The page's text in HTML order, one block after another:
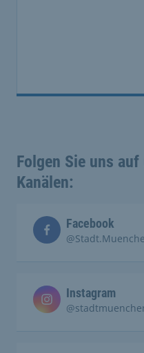
Folgen Sie uns
Kanälen:
Facebook
Instagram